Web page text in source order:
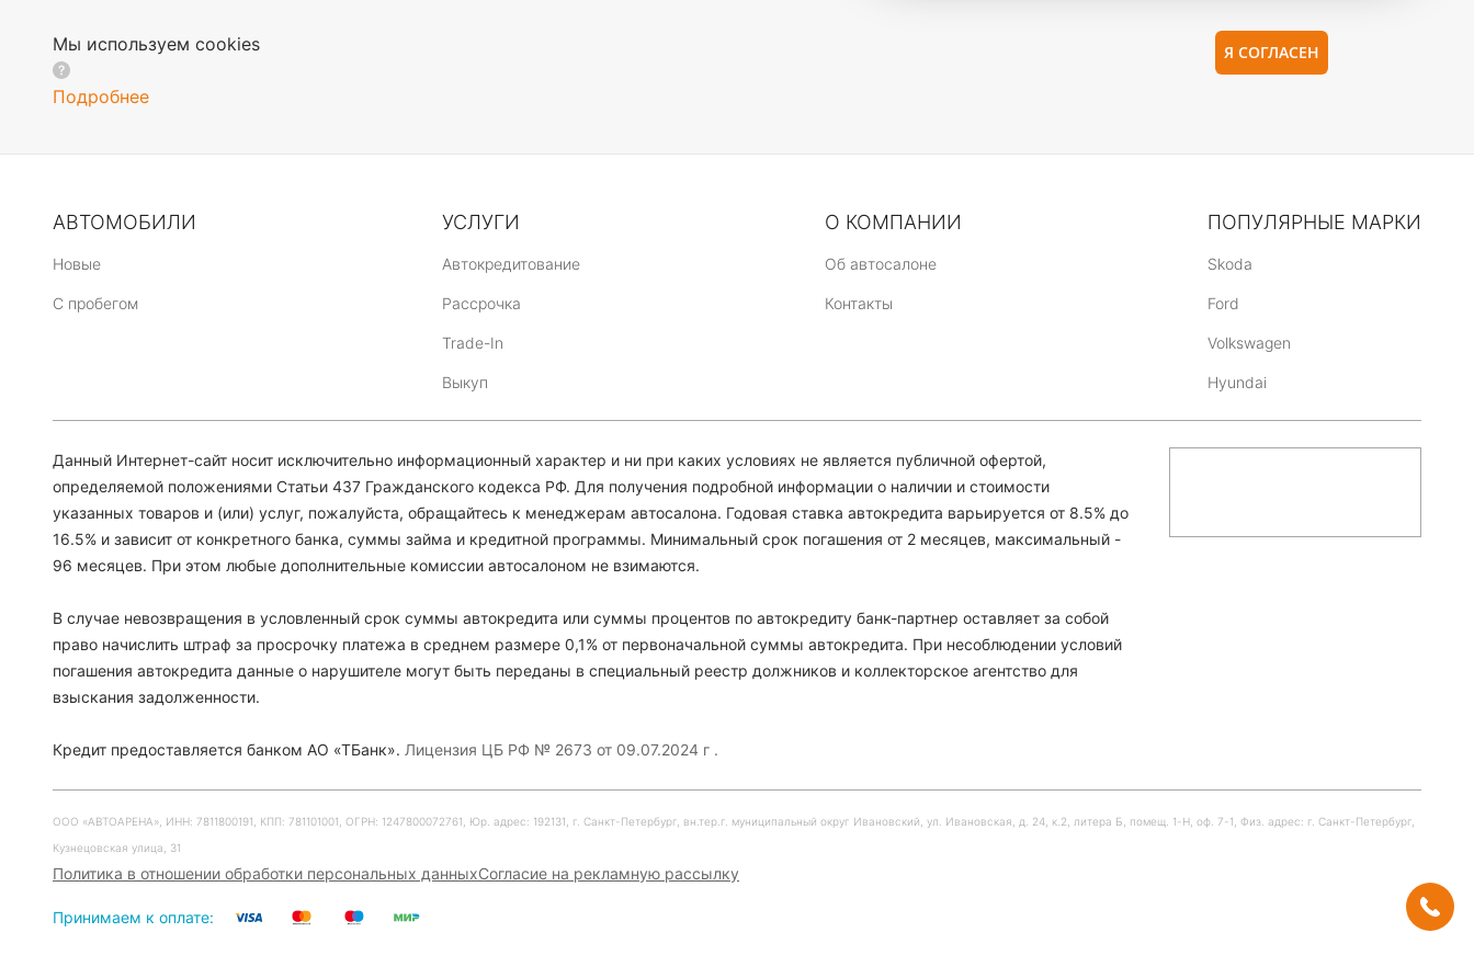
Мы используем cookies
Подробнее
Я СОГЛАСЕН
АВТОМОБИЛИ
Новые
C пробегом
УСЛУГИ
Автокредитование
Рассрочка
Trade-In
Выкуп
О КОМПАНИИ
Об автосалоне
Контакты
ПОПУЛЯРНЫЕ МАРКИ
Skoda
Ford
Volkswagen
Hyundai
Данный Интернет-сайт носит исключительно информационный характер и ни при каких условиях не является публичной офертой,
определяемой положениями Статьи 437 Гражданского кодекса РФ. Для получения подробной информации о наличии и стоимости
указанных товаров и (или) услуг, пожалуйста, обращайтесь к менеджерам автосалона. Годовая ставка автокредита варьируется от 8.5% до
16.5% и зависит от конкретного банка, суммы займа и кредитной программы. Минимальный срок погашения от 2 месяцев, максимальный -
96 месяцев. При этом любые дополнительные комиссии автосалоном не взимаются.
В случае невозвращения в условленный срок суммы автокредита или суммы процентов по автокредиту банк-партнер оставляет за собой
право начислить штраф за просрочку платежа в среднем размере 0,1% от первоначальной суммы автокредита. При несоблюдении условий
погашения автокредита данные о нарушителе могут быть переданы в специальный реестр должников и коллекторское агентство для
взыскания задолженности.
Кредит предоставляется банком АО «ТБанк». Лицензия ЦБ РФ № 2673 от 09.07.2024 г .
ООО «АВТОАРЕНА», ИНН: 7811800191, КПП: 781101001, ОГРН: 1247800072761, Юр. адрес: 192131, г. Санкт-Петербург, вн.тер.г. муниципальный округ Ивановский, ул. Ивановская, д. 24, к.2, литера Б, помещ. 1-Н, оф. 7-1, Физ. адрес: г. Санкт-Петербург,
Кузнецовская улица, 31
Политика в отношении обработки персональных данныхСогласие на рекламную рассылку
Принимаем к оплате: